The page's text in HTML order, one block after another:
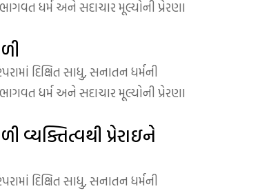
ધર્મ અને સદાચાર મૂલ્યોની પ્રેરણા
દિક્ષિત સાધુ, સનાતન ધર્મની
ધર્મ અને સદાચાર મૂલ્યોની પ્રેરણા
વ્યક્તિત્વથી પ્રેરાઇને
દિક્ષિત સાધુ, સનાતન ધર્મની